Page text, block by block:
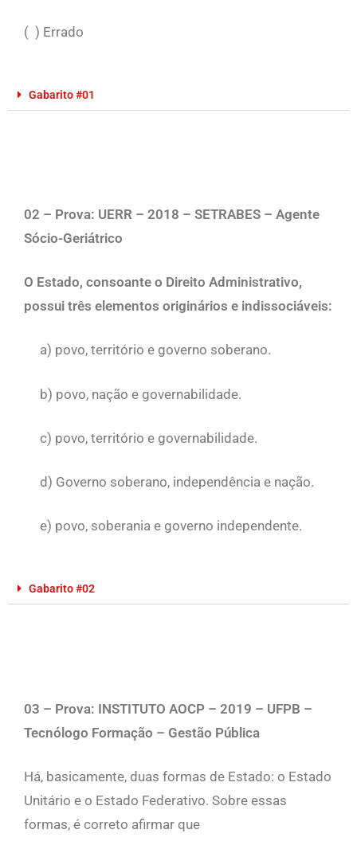
( ) Errado
Gabarito #01
02 – Prova: UERR – 2018 – SETRABES – Agente
Sócio-Geriátrico
O Estado, consoante o Direito Administrativo,
possui três elementos originários e indissociáveis:
a) povo, território e governo soberano.
b) povo, nação e governabilidade.
c) povo, território e governabilidade.
d) Governo soberano, independência e nação.
e) povo, soberania e governo independente.
Gabarito #02
03 – Prova: INSTITUTO AOCP – 2019 – UFPB –
Tecnólogo Formação – Gestão Pública
Há, basicamente, duas formas de Estado: o Estado
Unitário e o Estado Federativo. Sobre essas
formas, é correto afirmar que